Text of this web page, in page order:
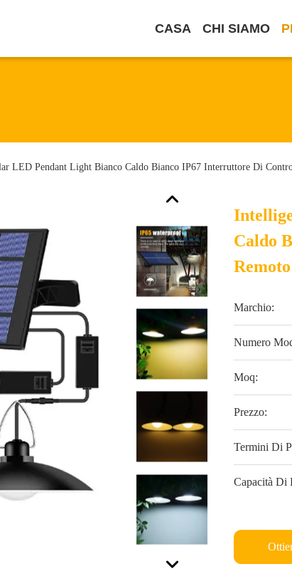
CASA CHI SIAMO
LED Pendant Light Bianco Caldo Bianco IP67 Interruttore Di
Caldo
Marchio:
Numero
Moq:
Prezzo:
Termini Di
Capacità Di